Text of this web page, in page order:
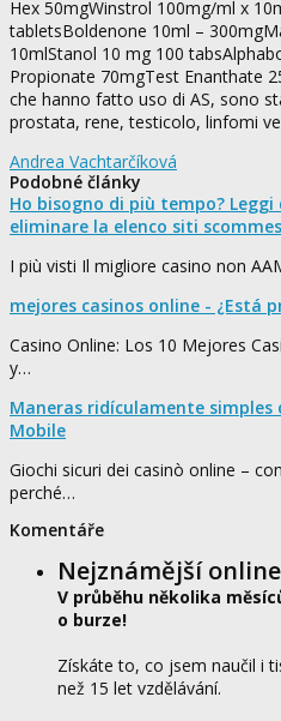
Hex 50mgWinstrol 100mg/ml x
tabletsBoldenone 10ml –
10mlStanol 10 mg 100
Propionate 70mgTest Enanthate
che hanno fatto uso di AS, sono
prostata, rene, testicolo, linfomi
Andrea Vachtarčíková
Podobné články
Ho bisogno di più tempo?
eliminare la elenco siti
I più visti Il migliore casino non
mejores casinos online - ¿Está
Casino Online: Los 10 Mejores
y…
Maneras ridículamente simples
Mobile
Giochi sicuri dei casinò online –
perché…
Komentáře
Nejznámější
V průběhu několika
o burze!
Získáte to, co jsem naučil i
než 15 let vzdělávání.